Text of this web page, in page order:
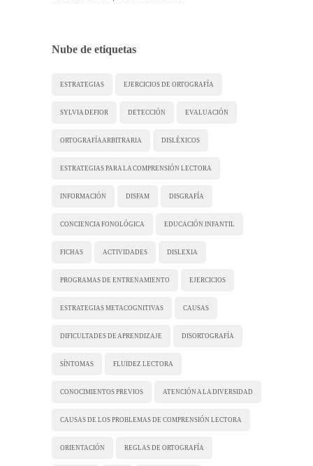
Nube de etiquetas
ESTRATEGIAS EJERCICIOS DE ORTOGRAFÍA
SYLVIA DEFIOR DETECCIÓN EVALUACIÓN
ORTOGRAFÍA ARBITRARIA DISLÉXICOS
ESTRATEGIAS PARA LA COMPRENSIÓN LECTORA
INFORMACIÓN DISFAM DISGRAFÍA
CONCIENCIA FONOLÓGICA EDUCACIÓN INFANTIL
FICHAS ACTIVIDADES DISLEXIA
PROGRAMAS DE ENTRENAMIENTO EJERCICIOS
ESTRATEGIAS METACOGNITIVAS CAUSAS
DIFICULTADES DE APRENDIZAJE DISORTOGRAFÍA
SÍNTOMAS FLUIDEZ LECTORA
CONOCIMIENTOS PREVIOS ATENCIÓN A LA DIVERSIDAD
CAUSAS DE LOS PROBLEMAS DE COMPRENSIÓN LECTORA
ORIENTACIÓN REGLAS DE ORTOGRAFÍA